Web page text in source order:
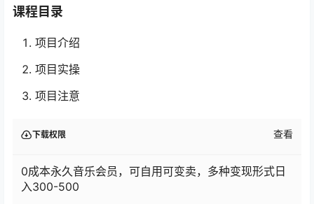
课程目录
项目介绍
项目实操
项目注意
下载权限 查看
0成本永久音乐会员，可自用可变卖，多种变现形式日
入300-500